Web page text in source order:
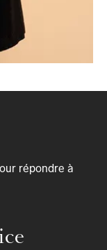
répondre à